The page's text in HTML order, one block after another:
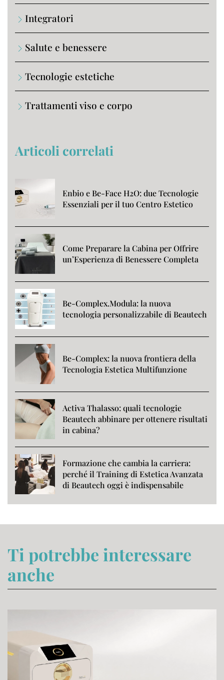
Integratori
Salute e benessere
Tecnologie estetiche
Trattamenti viso e corpo
Articoli correlati
Enbio e Be-Face H2O: due Tecnologie
Essenziali per il tuo Centro Estetico
Come Preparare la Cabina per Offrire
un’Esperienza di Benessere Completa
Be-Complex.Modula: la nuova
tecnologia personalizzabile di Beautech
Be-Complex: la nuova frontiera della
Tecnologia Estetica Multifunzione
Activa Thalasso: quali tecnologie
Beautech abbinare per ottenere risultati
in cabina?
Formazione che cambia la carriera:
perché il Training di Estetica Avanzata
di Beautech oggi è indispensabile
Ti potrebbe interessare
anche